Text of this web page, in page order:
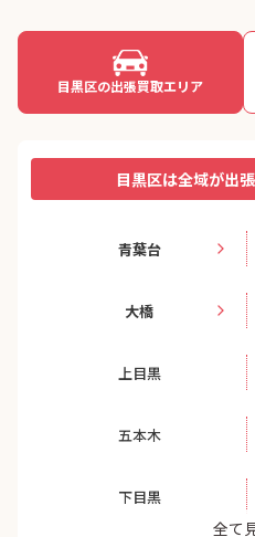
目黒区の出張買取エリア
目黒区は全域が出
青葉台
大橋
上目黒
五本木
下目黒
全て